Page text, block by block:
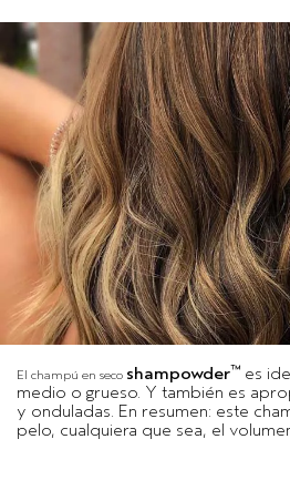
El champú en seco shampowder™ es
medio o grueso. Y también es
y onduladas. En resumen: este
pelo, cualquiera que sea, el